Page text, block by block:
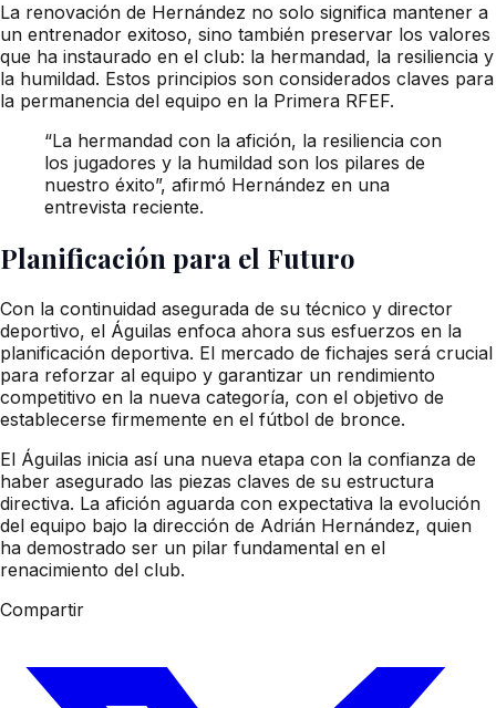
La renovación de Hernández no solo significa mantener a
un entrenador exitoso, sino también preservar los valores
que ha instaurado en el club: la hermandad, la resiliencia y
la humildad. Estos principios son considerados claves para
la permanencia del equipo en la Primera RFEF.
“La hermandad con la afición, la resiliencia con
los jugadores y la humildad son los pilares de
nuestro éxito”, afirmó Hernández en una
entrevista reciente.
Planificación para el Futuro
Con la continuidad asegurada de su técnico y director
deportivo, el Águilas enfoca ahora sus esfuerzos en la
planificación deportiva. El mercado de fichajes será crucial
para reforzar al equipo y garantizar un rendimiento
competitivo en la nueva categoría, con el objetivo de
establecerse firmemente en el fútbol de bronce.
El Águilas inicia así una nueva etapa con la confianza de
haber asegurado las piezas claves de su estructura
directiva. La afición aguarda con expectativa la evolución
del equipo bajo la dirección de Adrián Hernández, quien
ha demostrado ser un pilar fundamental en el
renacimiento del club.
Compartir